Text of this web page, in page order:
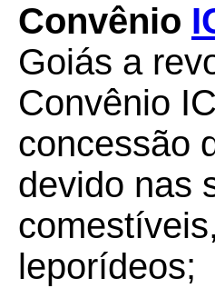
Convênio
Goiás a
Convênio
concessão
devido nas
leporídeos;